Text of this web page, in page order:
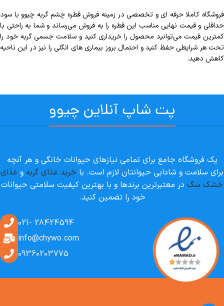
فروشگاه کاملا حرفه ای و تخصصی در زمینه فروش قطره چشم گربه چیوو با سود
حداقلی و قیمت نهایی مناسب این قطره را به فروش می‌رساند و شما به راحتی با
کمترین قیمت می‌توانید محصول را خریداری کنید و سلامت جسمی گربه خود را
تحت هر شرایطی حفظ کنید و احتمال بروز بیماری های انگلی را نیز در این ناحیه
کاهش دهید‌.
پت شاپ آنلاین چیوو
یک فروشگاه جامع برای تمامی نیازهای حیوانات خانگی و هر آنچه
برای سلامت و شادابی حیوانتان لازم است. با خرید غذای گربه و غذای
خشک سگ در معتبرترین برندها و با بهترین کیفیت سلامتی حیوانات
خود را تضمین کنید.
28424594 -021
info@chywo.com
09360203775